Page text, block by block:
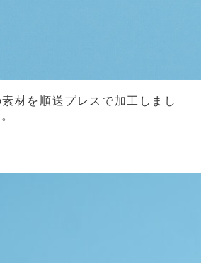
材を順送プレスで加工しまし